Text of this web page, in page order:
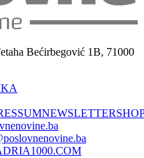
Bećirbegović 1B, 71000
NEWSLETTER